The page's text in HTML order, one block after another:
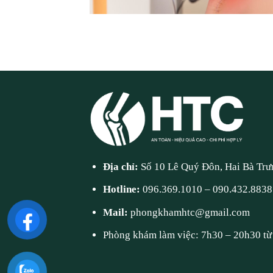
Địa chỉ: Số 10 Lê Quý Đôn, Hai Bà
Hotline:096.369.1010 –090.432.8838
Mail:phongkhamhtc@gmail.com
Phòng khám làm việc: 7h30 – 20h30